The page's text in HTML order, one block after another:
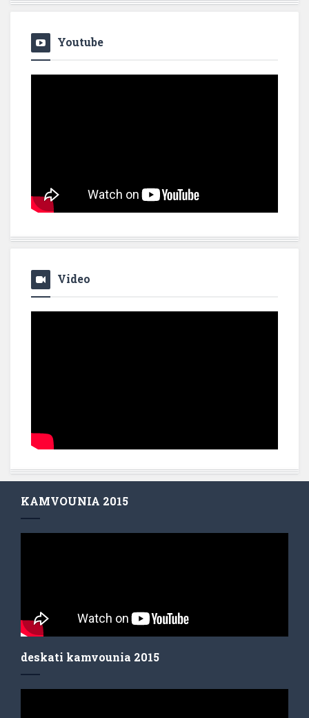
Youtube
Video
KAMVOUNIA 2015
deskati kamvounia 2015